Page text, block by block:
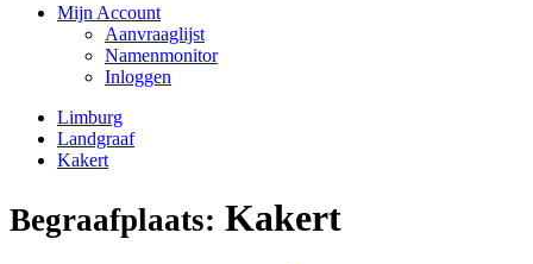
Mijn Account
Aanvraaglijst
Namenmonitor
Inloggen
Limburg
Landgraaf
Kakert
Begraafplaats: Kakert